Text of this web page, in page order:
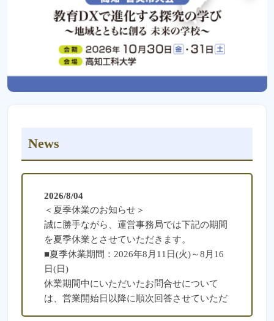
News
2026/8/04
＜夏季休業のお知らせ＞
誠に勝手ながら、運営事務局では下記の期間
を夏季休業とさせていただきます。
■夏季休業期間：2026年8月11日(火)～8月16
日(日)
休業期間中にいただいたお問合せについて
は、営業開始日以降に順次回答させていただ